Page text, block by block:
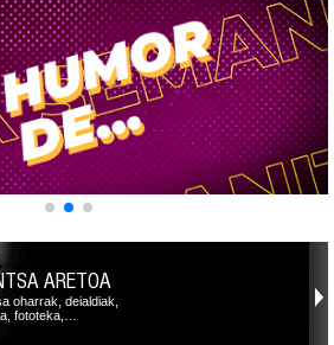
ARETOA
oharrak, deialdiak,
fototeka,…